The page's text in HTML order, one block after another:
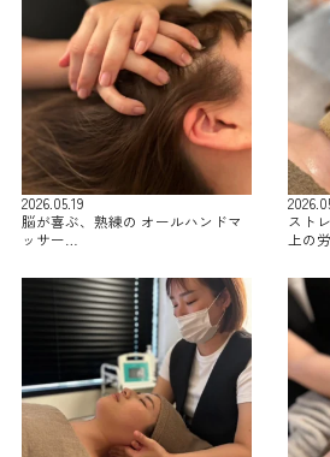
2026.05.19
脳が喜ぶ、熟練の オールハンドマ
ッサー…
スト
上の